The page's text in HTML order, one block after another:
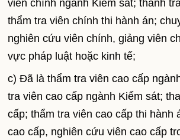
viên chính ngành Kiểm sát; thanh
thẩm tra viên chính thi hành án;
nghiên cứu viên chính, giảng viên
vực pháp luật hoặc kinh tế;
c) Đã là thẩm tra viên cao cấp
tra viên cao cấp ngành Kiểm sát;
cấp; thẩm tra viên cao cấp thi hành
cao cấp, nghiên cứu viên cao cấp